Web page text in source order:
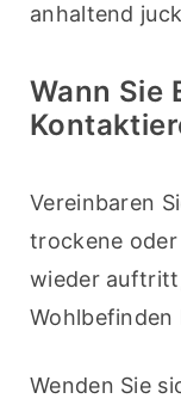
anhaltend
Wann Sie
Vereinbaren
trockene
wieder
Wenden Sie